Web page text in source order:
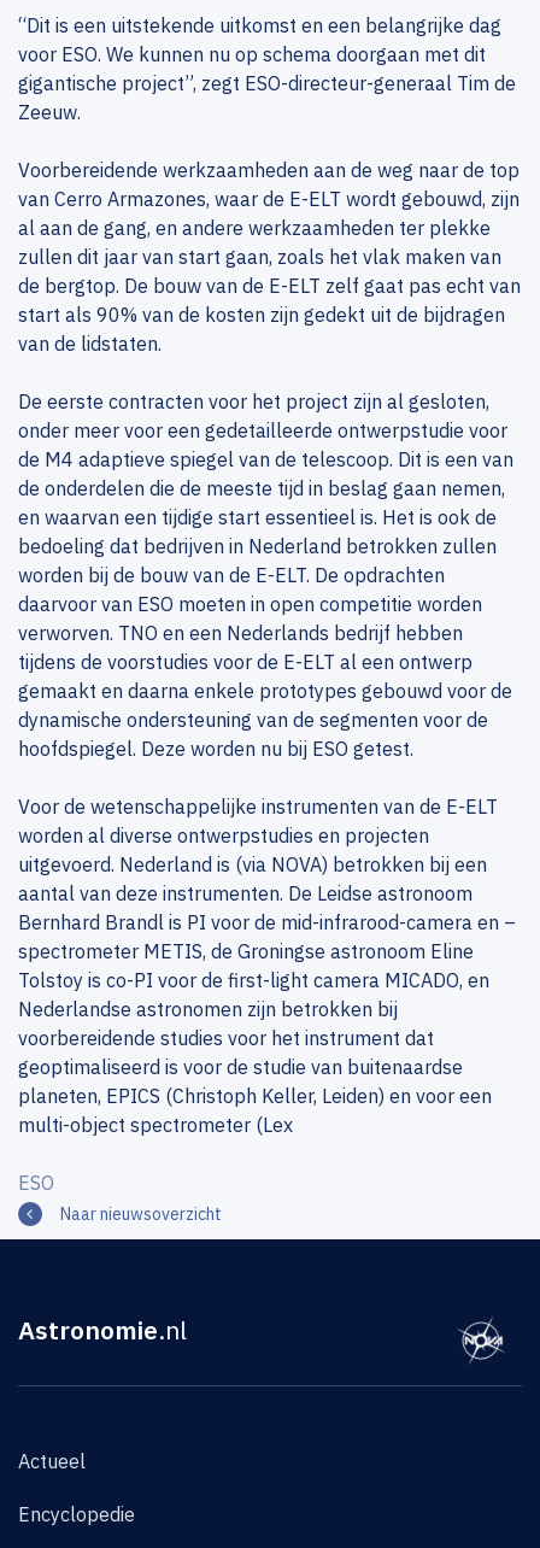
“Dit is een uitstekende uitkomst en een belangrijke dag
voor ESO. We kunnen nu op schema doorgaan met dit
gigantische project”, zegt ESO-directeur-generaal Tim de
Zeeuw.
Voorbereidende werkzaamheden aan de weg naar de top
van Cerro Armazones, waar de E-ELT wordt gebouwd, zijn
al aan de gang, en andere werkzaamheden ter plekke
zullen dit jaar van start gaan, zoals het vlak maken van
de bergtop. De bouw van de E-ELT zelf gaat pas echt van
start als 90% van de kosten zijn gedekt uit de bijdragen
van de lidstaten.
De eerste contracten voor het project zijn al gesloten,
onder meer voor een gedetailleerde ontwerpstudie voor
de M4 adaptieve spiegel van de telescoop. Dit is een van
de onderdelen die de meeste tijd in beslag gaan nemen,
en waarvan een tijdige start essentieel is. Het is ook de
bedoeling dat bedrijven in Nederland betrokken zullen
worden bij de bouw van de E-ELT. De opdrachten
daarvoor van ESO moeten in open competitie worden
verworven. TNO en een Nederlands bedrijf hebben
tijdens de voorstudies voor de E-ELT al een ontwerp
gemaakt en daarna enkele prototypes gebouwd voor de
dynamische ondersteuning van de segmenten voor de
hoofdspiegel. Deze worden nu bij ESO getest.
Voor de wetenschappelijke instrumenten van de E-ELT
worden al diverse ontwerpstudies en projecten
uitgevoerd. Nederland is (via NOVA) betrokken bij een
aantal van deze instrumenten. De Leidse astronoom
Bernhard Brandl is PI voor de mid-infrarood-camera en –
spectrometer METIS, de Groningse astronoom Eline
Tolstoy is co-PI voor de first-light camera MICADO, en
Nederlandse astronomen zijn betrokken bij
voorbereidende studies voor het instrument dat
geoptimaliseerd is voor de studie van buitenaardse
planeten, EPICS (Christoph Keller, Leiden) en voor een
multi-object spectrometer (Lex
ESO
Naar nieuwsoverzicht
Astronomie.nl
Actueel
Encyclopedie